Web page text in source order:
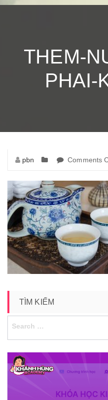
THEM-
PHAI-
pbn Comments
TÌM KIẾM
Search